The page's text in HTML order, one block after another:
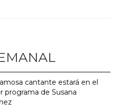
cantante estará en el
programa de Susana